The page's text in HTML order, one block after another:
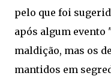
pelo que foi
após algum
maldição, mas os
mantidos em